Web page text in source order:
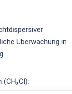
Überwachung in